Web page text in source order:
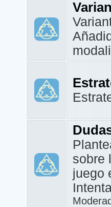
sobre
juego